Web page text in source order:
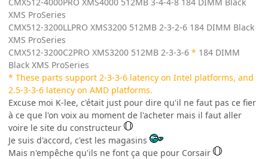
XMS ProSeries
CMX512-3200LLPRO XMS3200 512MB 2-3-2-6 184 DIMM Black
XMS ProSeries
CMX512-3200C2PRO XMS3200 512MB 2-3-3-6 * 184 DIMM
Black XMS ProSeries
* These parts support 2-3-3-6 latency on Intel platforms, and
2.5-3-3-6 latency on AMD platforms.
Excuse moi K-lee, c'était just pour dire qu'il ne faut pas ce fier
à ce que l'on voix au moment de l'acheter mais il faut aller
voire le site du constructeur
Je suis d'accord, c'est les magasins
Mais n'empêche qu'ils ne font ça que pour Corsair